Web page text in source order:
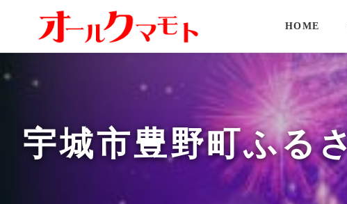
HOME
宇城市豊野町ふる